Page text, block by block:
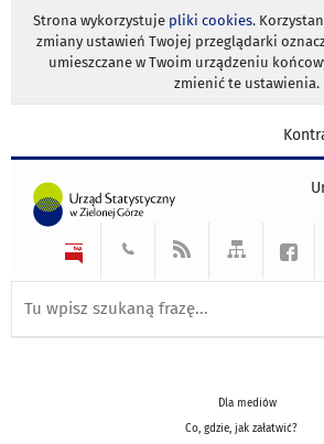
Strona wykorzystuje pliki cookies.
zmiany ustawień Twojej przeglądarki
umieszczane w Twoim urządzeniu
zmienić te ustawienia.
Dla mediów
Co, gdzie, jak załatwić?